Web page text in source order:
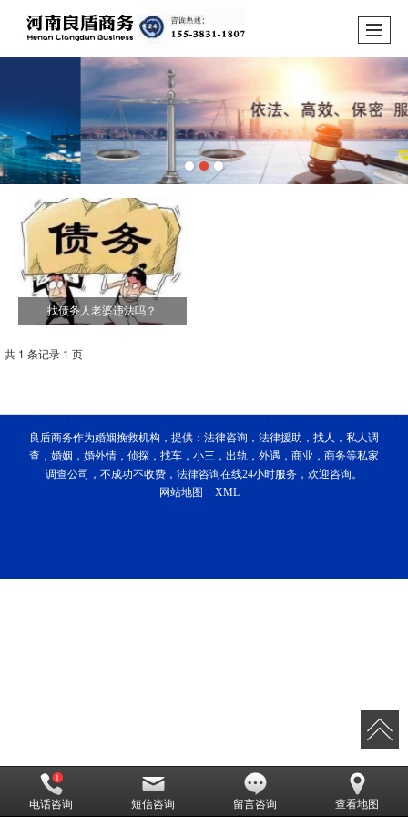
找债务人老婆违法吗？
共 1 条记录 1 页
良盾商务作为婚姻挽救机构，提供：法律咨询，法律援助，找人，私人调
查，婚姻，婚外情，侦探，找车，小三，出轨，外遇，商业，商务等私家
调查公司，不成功不收费，法律咨询在线24小时服务，欢迎咨询。
网站地图
XML
电话咨询 短信咨询 留言咨询 查看地图